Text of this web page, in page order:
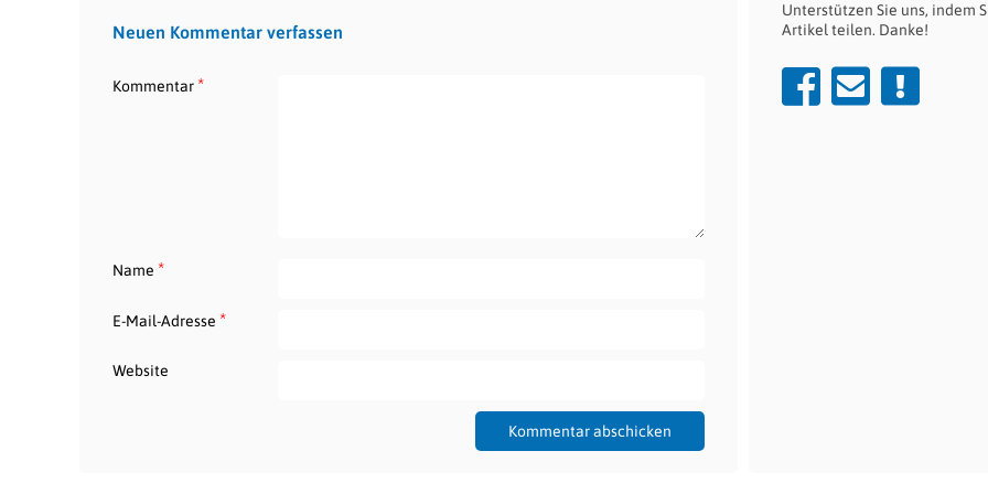
Neuen Kommentar verfassen
Kommentar*
Name *
E-Mail-Adresse *
Website
Unterstützen Sie uns, indem
Artikel teilen. Danke!